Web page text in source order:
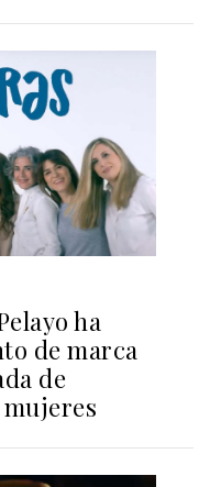
ha
de marca
de